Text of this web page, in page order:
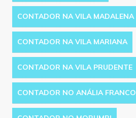
CONTADOR NA VILA MADALENA
CONTADOR NA VILA MARIANA
CONTADOR NA VILA PRUDENTE
CONTADOR NO ANÁLIA FRANCO